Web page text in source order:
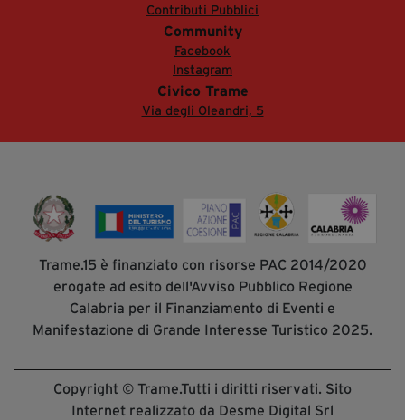
Contributi Pubblici
Community
Facebook
Instagram
Civico Trame
Via degli Oleandri, 5
Trame.15 è finanziato con risorse PAC 2014/2020
erogate ad esito dell'Avviso Pubblico Regione
Calabria per il Finanziamento di Eventi e
Manifestazione di Grande Interesse Turistico 2025.
Copyright © Trame.Tutti i diritti riservati. Sito
Internet realizzato da Desme Digital Srl